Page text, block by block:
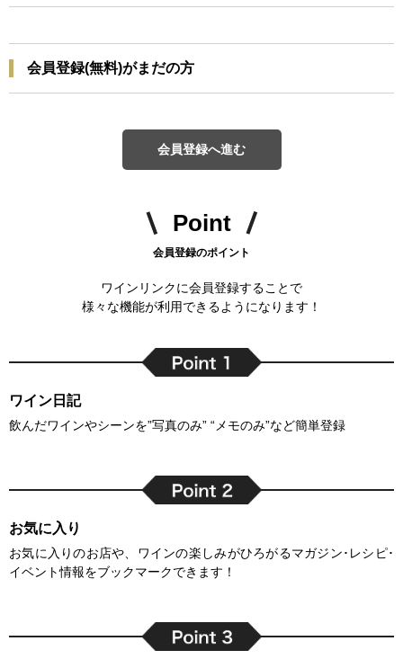
会員登録(無料)がまだの方
会員登録へ進む
Point
会員登録のポイント
ワインリンクに会員登録することで
様々な機能が利用できるようになります！
ワイン日記
飲んだワインやシーンを”写真のみ” “メモのみ”など簡単登録
お気に入り
お気に入りのお店や、ワインの楽しみがひろがるマガジン･レシピ･
イベント情報をブックマークできます！